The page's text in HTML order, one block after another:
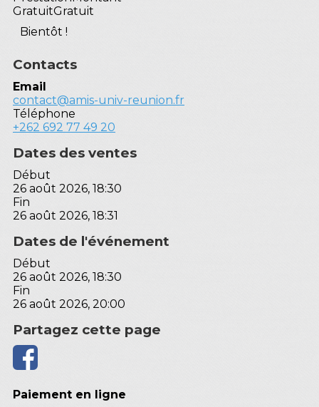
GratuitGratuit
Bientôt !
Contacts
Email
contact@amis-univ-reunion.fr
Téléphone
+262 692 77 49 20
Dates des ventes
Début
26 août 2026, 18:30
Fin
26 août 2026, 18:31
Dates de l'événement
Début
26 août 2026, 18:30
Fin
26 août 2026, 20:00
Partagez cette page
Paiement en ligne